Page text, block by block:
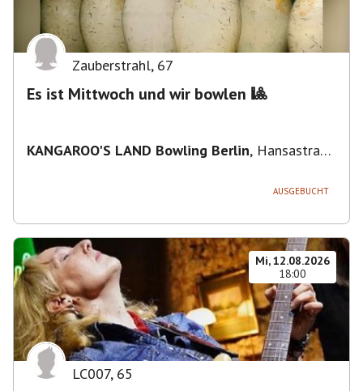
Zauberstrahl, 67
Es ist Mittwoch und wir bowlen 🎱
KANGAROO'S LAND Bowling Berlin, Hansastraße
AUSGEBUCHT
Mi, 12.08.2026
18:00
LC007, 65